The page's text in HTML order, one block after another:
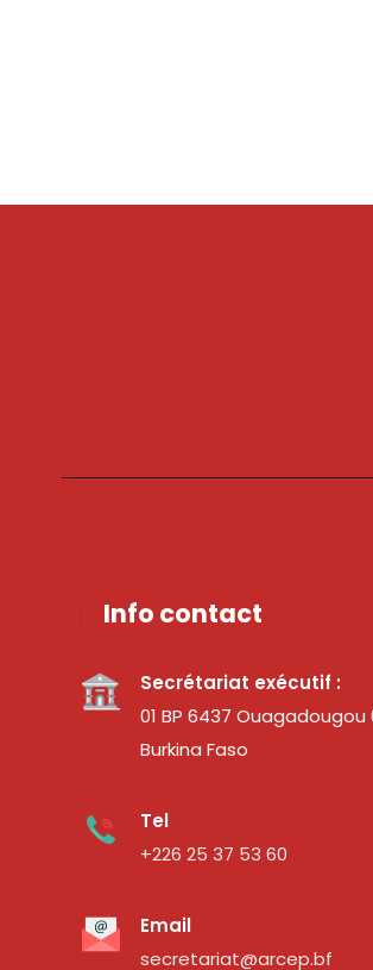
Info contact
Secrétariat exécutif :
01 BP 6437 Ouagadougou
Burkina Faso
Tel
+226 25 37 53 60
Email
secretariat@arcep.bf